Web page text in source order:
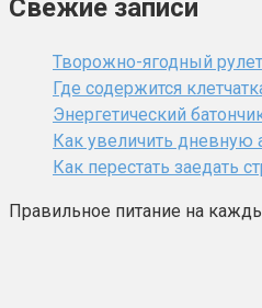
Свежие записи
Творожно-ягодный
Где содержится
Энергетический
Как увеличить дневную
Как перестать заедать
Правильное питание на